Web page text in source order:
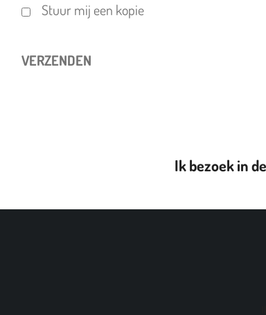
Stuur mij een kopie
VERZENDEN
Ik bezoek in